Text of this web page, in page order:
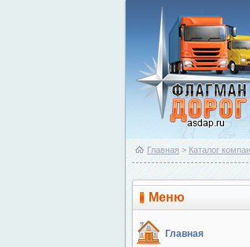
Главная > Каталог
Меню
Главная